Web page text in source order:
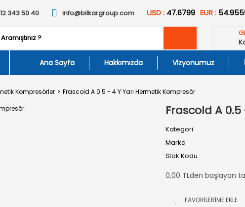
343 50 40 info@bilkargroup.com USD : 47.6799 EUR :
Ana Sayfa Hakkımızda Vizyonumuz
Kompresörler Frascold A 0.5 - 4 Y Yarı Hermetik Kompresör
Frascold A
Kategori
Marka
Stok Kodu
0,00 TLden başlayan